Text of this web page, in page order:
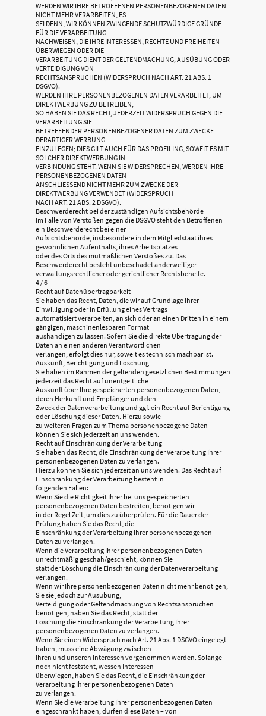
WERDEN WIR IHRE BETROFFENEN PERSONENBEZOGENEN DATEN
NICHT MEHR VERARBEITEN, ES
SEI DENN, WIR KÖNNEN ZWINGENDE SCHUTZWÜRDIGE GRÜNDE
FÜR DIE VERARBEITUNG
NACHWEISEN, DIE IHRE INTERESSEN, RECHTE UND FREIHEITEN
ÜBERWIEGEN ODER DIE
VERARBEITUNG DIENT DER GELTENDMACHUNG, AUSÜBUNG ODER
VERTEIDIGUNG VON
RECHTSANSPRÜCHEN (WIDERSPRUCH NACH ART. 21 ABS. 1
DSGVO).
WERDEN IHRE PERSONENBEZOGENEN DATEN VERARBEITET, UM
DIREKTWERBUNG ZU BETREIBEN,
SO HABEN SIE DAS RECHT, JEDERZEIT WIDERSPRUCH GEGEN DIE
VERARBEITUNG SIE
BETREFFENDER PERSONENBEZOGENER DATEN ZUM ZWECKE
DERARTIGER WERBUNG
EINZULEGEN; DIES GILT AUCH FÜR DAS PROFILING, SOWEIT ES MIT
SOLCHER DIREKTWERBUNG IN
VERBINDUNG STEHT. WENN SIE WIDERSPRECHEN, WERDEN IHRE
PERSONENBEZOGENEN DATEN
ANSCHLIESSEND NICHT MEHR ZUM ZWECKE DER
DIREKTWERBUNG VERWENDET (WIDERSPRUCH
NACH ART. 21 ABS. 2 DSGVO).
Beschwerderecht bei der zuständigen Aufsichtsbehörde
Im Falle von Verstößen gegen die DSGVO steht den Betroffenen
ein Beschwerderecht bei einer
Aufsichtsbehörde, insbesondere in dem Mitgliedstaat ihres
gewöhnlichen Aufenthalts, ihres Arbeitsplatzes
oder des Orts des mutmaßlichen Verstoßes zu. Das
Beschwerderecht besteht unbeschadet anderweitiger
verwaltungsrechtlicher oder gerichtlicher Rechtsbehelfe.
4 / 6
Recht auf Datenübertragbarkeit
Sie haben das Recht, Daten, die wir auf Grundlage Ihrer
Einwilligung oder in Erfüllung eines Vertrags
automatisiert verarbeiten, an sich oder an einen Dritten in einem
gängigen, maschinenlesbaren Format
aushändigen zu lassen. Sofern Sie die direkte Übertragung der
Daten an einen anderen Verantwortlichen
verlangen, erfolgt dies nur, soweit es technisch machbar ist.
Auskunft, Berichtigung und Löschung
Sie haben im Rahmen der geltenden gesetzlichen Bestimmungen
jederzeit das Recht auf unentgeltliche
Auskunft über Ihre gespeicherten personenbezogenen Daten,
deren Herkunft und Empfänger und den
Zweck der Datenverarbeitung und ggf. ein Recht auf Berichtigung
oder Löschung dieser Daten. Hierzu sowie
zu weiteren Fragen zum Thema personenbezogene Daten
können Sie sich jederzeit an uns wenden.
Recht auf Einschränkung der Verarbeitung
Sie haben das Recht, die Einschränkung der Verarbeitung Ihrer
personenbezogenen Daten zu verlangen.
Hierzu können Sie sich jederzeit an uns wenden. Das Recht auf
Einschränkung der Verarbeitung besteht in
folgenden Fällen:
Wenn Sie die Richtigkeit Ihrer bei uns gespeicherten
personenbezogenen Daten bestreiten, benötigen wir
in der Regel Zeit, um dies zu überprüfen. Für die Dauer der
Prüfung haben Sie das Recht, die
Einschränkung der Verarbeitung Ihrer personenbezogenen
Daten zu verlangen.
Wenn die Verarbeitung Ihrer personenbezogenen Daten
unrechtmäßig geschah/geschieht, können Sie
statt der Löschung die Einschränkung der Datenverarbeitung
verlangen.
Wenn wir Ihre personenbezogenen Daten nicht mehr benötigen,
Sie sie jedoch zur Ausübung,
Verteidigung oder Geltendmachung von Rechtsansprüchen
benötigen, haben Sie das Recht, statt der
Löschung die Einschränkung der Verarbeitung Ihrer
personenbezogenen Daten zu verlangen.
Wenn Sie einen Widerspruch nach Art. 21 Abs. 1 DSGVO eingelegt
haben, muss eine Abwägung zwischen
Ihren und unseren Interessen vorgenommen werden. Solange
noch nicht feststeht, wessen Interessen
überwiegen, haben Sie das Recht, die Einschränkung der
Verarbeitung Ihrer personenbezogenen Daten
zu verlangen.
Wenn Sie die Verarbeitung Ihrer personenbezogenen Daten
eingeschränkt haben, dürfen diese Daten – von